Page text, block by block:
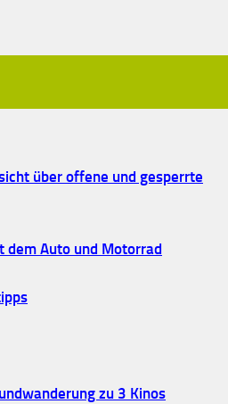
über offene und gesperrte
dem Auto und Motorrad
zu 3 Kinos